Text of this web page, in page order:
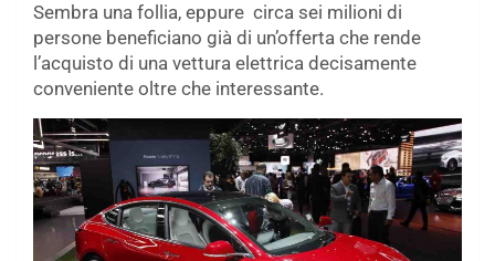
Sembra una follia, eppure circa sei milioni di
persone beneficiano già di un’offerta che rende
l’acquisto di una vettura elettrica decisamente
conveniente oltre che interessante.